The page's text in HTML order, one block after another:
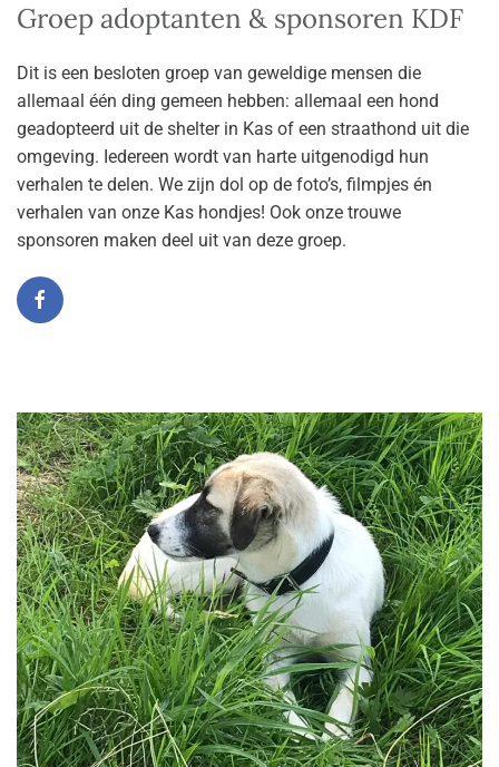
Groep adoptanten & sponsoren KDF
Dit is een besloten groep van geweldige mensen die
allemaal één ding gemeen hebben: allemaal een hond
geadopteerd uit de shelter in Kas of een straathond uit die
omgeving. Iedereen wordt van harte uitgenodigd hun
verhalen te delen. We zijn dol op de foto’s, filmpjes én
verhalen van onze Kas hondjes! Ook onze trouwe
sponsoren maken deel uit van deze groep.